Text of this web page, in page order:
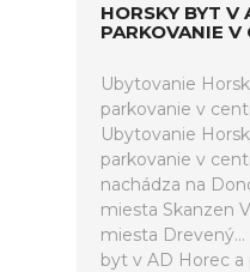
HORSKY BYT V
PARKOVANIE V
Ubytovanie
parkovanie v
Ubytovanie
parkovanie v
nachádza na
miesta Skanzen
miesta
byt v AD Horec